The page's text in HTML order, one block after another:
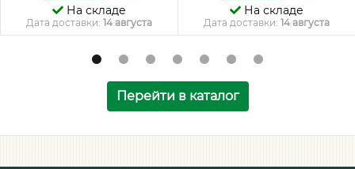
На складе
Дата доставки: 14 августа
На складе
Дата доставки: 14 августа
Перейти в каталог